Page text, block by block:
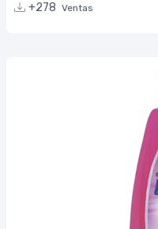
+278 Ventas